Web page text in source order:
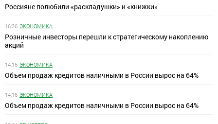
Россияне полюбили «раскладушки» и «книжки»
16:26 ЭКОНОМИКА
Розничные инвесторы перешли к стратегическому накоплению
акций
14:16 ЭКОНОМИКА
Объем продаж кредитов наличными в России вырос на 64%
14:16 ЭКОНОМИКА
Объем продаж кредитов наличными в России вырос на 64%